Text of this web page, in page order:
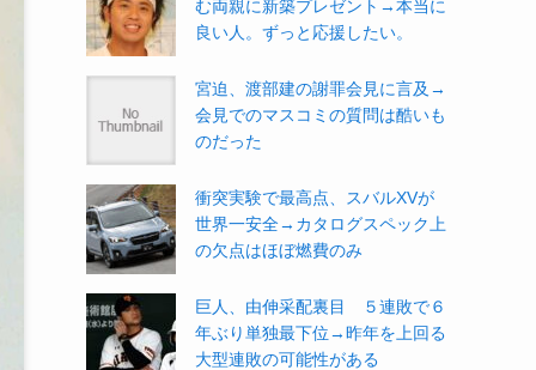
む両親に新築プレゼント→本当に
良い人。ずっと応援したい。
宮迫、渡部建の謝罪会見に言及→
会見でのマスコミの質問は酷いも
のだった
衝突実験で最高点、スバルXVが
世界一安全→カタログスペック上
の欠点はほぼ燃費のみ
巨人、由伸采配裏目 ５連敗で６
年ぶり単独最下位→昨年を上回る
大型連敗の可能性がある